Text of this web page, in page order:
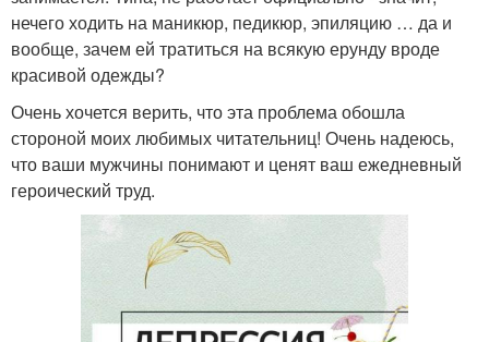
нечего ходить на маникюр, педикюр, эпиляцию … да и
вообще, зачем ей тратиться на всякую ерунду вроде
красивой одежды?
Очень хочется верить, что эта проблема обошла
стороной моих любимых читательниц! Очень надеюсь,
что ваши мужчины понимают и ценят ваш ежедневный
героический труд.